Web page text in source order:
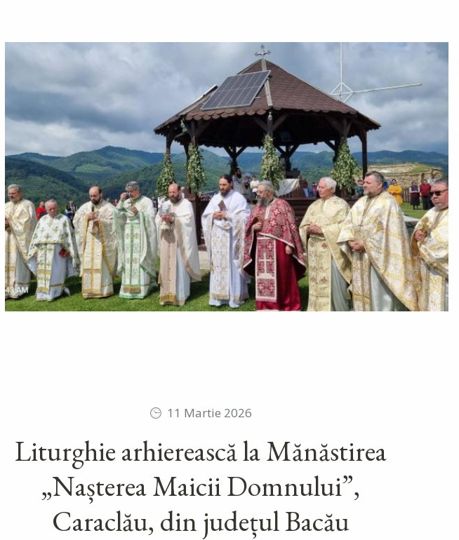
11 Martie 2026
Liturghie arhierească la Mănăstirea
„Nașterea Maicii Domnului”,
Caraclău, din județul Bacău